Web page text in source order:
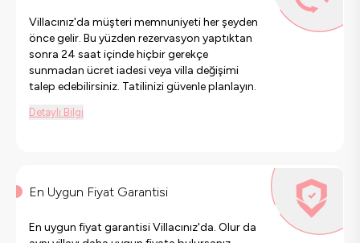
Villacınız'da müşteri memnuniyeti her şeyden
önce gelir. Bu yüzden rezervasyon yaptıktan
sonra 24 saat içinde hiçbir gerekçe
sunmadan ücret iadesi veya villa değişimi
talep edebilirsiniz. Tatilinizi güvenle planlayın.
Detaylı Bilgi
En Uygun Fiyat Garantisi
En uygun fiyat garantisi Villacınız'da. Olur da